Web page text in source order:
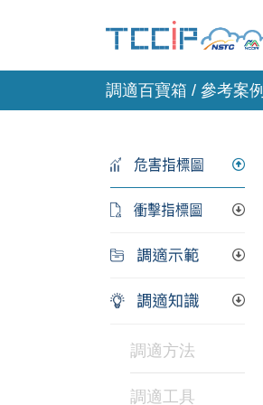
調適百寶箱 / 參考案例
調適方法
調適工具